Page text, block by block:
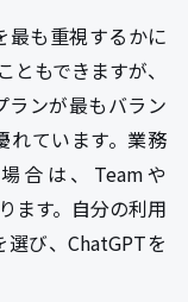
最も重視するかに
ともできますが、
ランが最もバラン
れています。業務
合は、Teamや
ます。自分の利用
び、ChatGPTを